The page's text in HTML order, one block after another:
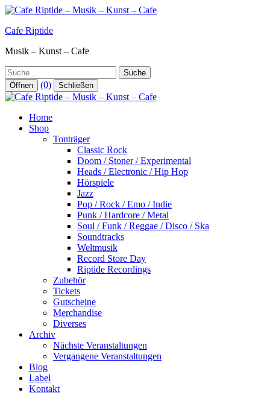
Zum
springen
Cafe Riptide
Musik – Kunst – Cafe
Suche
Öffnen (0) Schließen
Home
Shop
Tonträger
Classic Rock
Doom / Stoner / Experimental
Heads / Electronic / Hip Hop
Hörspiele
Jazz
Pop / Rock / Emo / Indie
Punk / Hardcore / Metal
Soul / Funk / Reggae / Disco / Ska
Soundtracks
Weltmusik
Record Store Day
Riptide Recordings
Zubehör
Tickets
Gutscheine
Merchandise
Diverses
Archiv
Nächste Veranstaltungen
Vergangene Veranstaltungen
Blog
Label
Kontakt